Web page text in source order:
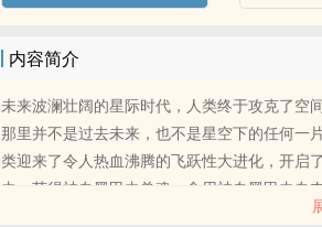
内容简介
未来波澜壮阔的星际时代，人类终于攻克了空
那里并不是过去未来，也不是星空下的任何
类迎来了令人热血沸腾的飞跃性大进化，开启
虫，获得神血黑甲虫兽魂，食用神血黑甲虫血
本站提示：各位书友要是觉得《超级神基因》